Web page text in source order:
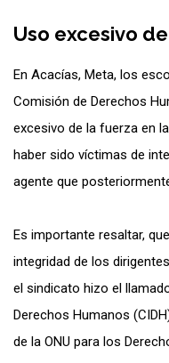
Uso excesivo
En Acacías, Meta, los
Comisión de Derechos
excesivo de la fuerza en
haber sido víctimas de
agente que
Es importante resaltar,
integridad de los
el sindicato hizo el
Derechos Humanos
de la ONU para los